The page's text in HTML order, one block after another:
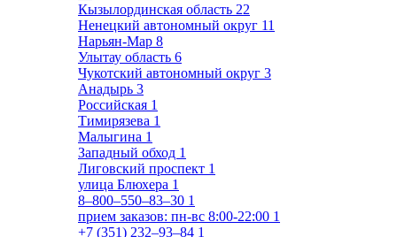
Кызылординская область 22
Ненецкий автономный округ 11
Нарьян-Мар 8
Улытау область 6
Чукотский автономный округ 3
Анадырь 3
Российская 1
Тимирязева 1
Малыгина 1
Западный обход 1
Лиговский проспект 1
улица Блюхера 1
8‒800‒550‒83‒30 1
прием заказов: пн-вс 8:00-22:00 1
+7 (351) 232‒93‒84 1